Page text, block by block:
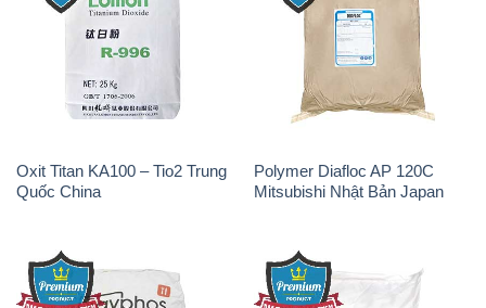
Oxit Titan KA100 – Tio2 Trung
Quốc China
Polymer Diafloc AP 120C
Mitsubishi Nhật Bản Japan